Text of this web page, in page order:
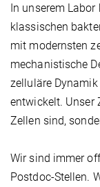
In unserem
klassischen
mit modernsten
mechanistische
zelluläre
entwickelt. Unser
Zellen sind,
Wir sind immer
Postdoc-Stellen.